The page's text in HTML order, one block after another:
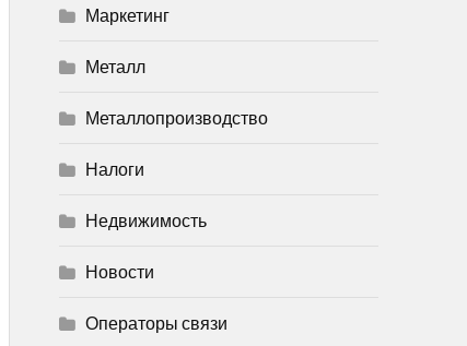
Маркетинг
Металл
Металлопроизводство
Налоги
Недвижимость
Новости
Операторы связи